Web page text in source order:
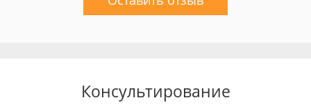
Консультирование